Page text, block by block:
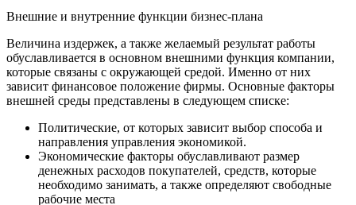
Внешние и внутренние функции бизнес-плана
Величина издержек, а также желаемый результат работы
обуславливается в основном внешними функция компании,
которые связаны с окружающей средой. Именно от них
зависит финансовое положение фирмы. Основные факторы
внешней среды представлены в следующем списке:
Политические, от которых зависит выбор способа и
направления управления экономикой.
Экономические факторы обуславливают размер
денежных расходов покупателей, средств, которые
необходимо занимать, а также определяют свободные
рабочие места